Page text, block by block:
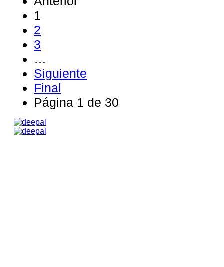
1
2
3
…
Siguiente
Final
Página 1 de 30